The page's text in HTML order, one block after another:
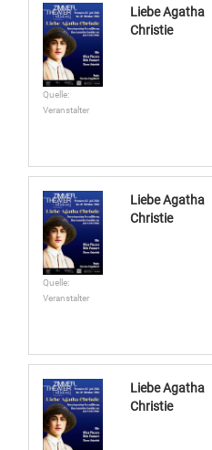
Quelle:
Veranstalter
Liebe Agatha
Christie
Quelle:
Veranstalter
Liebe Agatha
Christie
Liebe Agatha
Christie